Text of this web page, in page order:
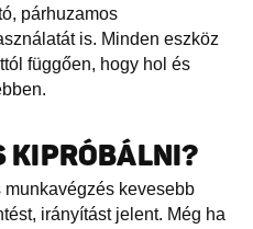
párhuzamos
is. Minden eszköz
függően, hogy hol és
KIPRÓBÁLNI?
kevesebb
irányítást jelent. Még ha